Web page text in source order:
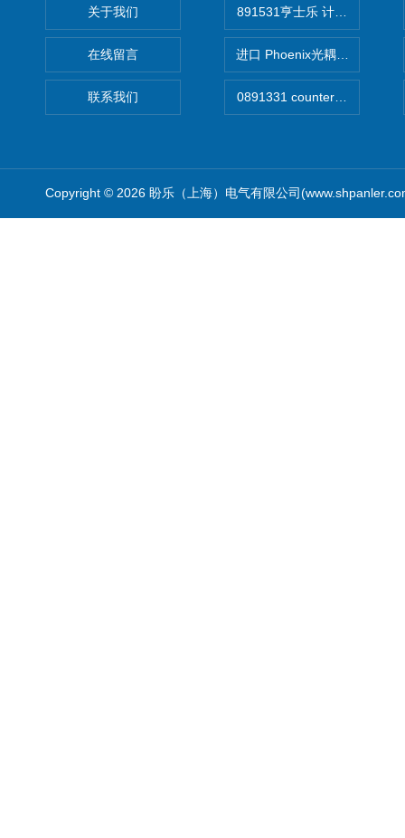
关于我们
在线留言
联系我们
891531亨士乐 计时器
进口 Phoenix光耦开关
Copyright © 2026 盼乐（上海）电气有限公司